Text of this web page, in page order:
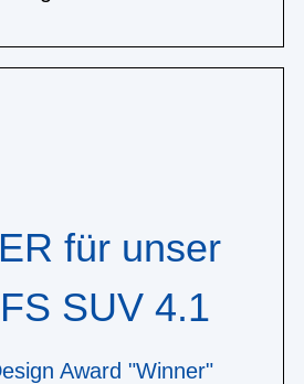
für unser
SUV 4.1
Award "Winner"